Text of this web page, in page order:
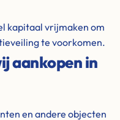
kapitaal vrijmaken om
te voorkomen.
aankopen in
en andere objecten